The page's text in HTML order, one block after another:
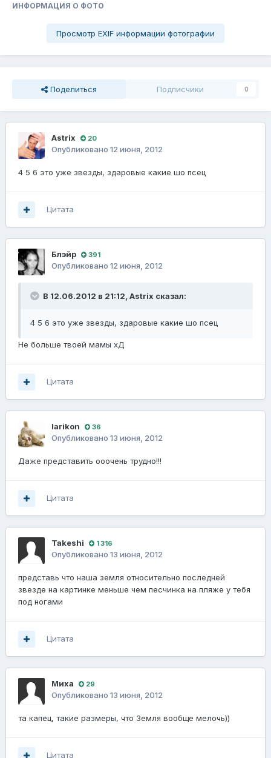
ИНФОРМАЦИЯ О ФОТО
Просмотр EXIF информации фотографии
Поделиться Подписчики 0
Astrix 20
Опубликовано 12 июня, 2012
4 5 6 это уже звезды, здаровые какие шо псец
Цитата
Блэйp 391
Опубликовано 12 июня, 2012
В 12.06.2012 в 21:12, Astrix сказал:
4 5 6 это уже звезды, здаровые какие шо псец
Не больше твоей мамы хД
Цитата
larikon 36
Опубликовано 13 июня, 2012
Даже представить ооочень трудно!!!
Цитата
Takeshi 1 316
Опубликовано 13 июня, 2012
представь что наша земля относительно последней
звезде на картинке меньше чем песчинка на пляже у тебя
под ногами
Цитата
Миха 29
Опубликовано 13 июня, 2012
та капец, такие размеры, что Земля вообще мелочь))
Цитата